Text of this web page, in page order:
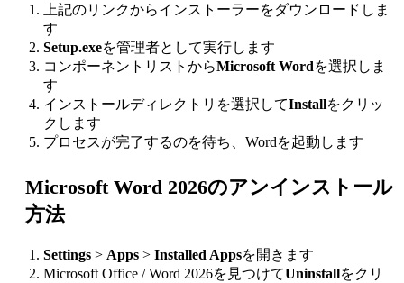
上記のリンクからインストーラーをダウンロードしま
す
Setup.exeを管理者として実行します
コンポーネントリストからMicrosoft Wordを選択しま
す
インストールディレクトリを選択してInstallをクリッ
クします
プロセスが完了するのを待ち、Wordを起動します
Microsoft Word 2026のアンインストール
方法
Settings > Apps > Installed Appsを開きます
Microsoft Office / Word 2026を見つけてUninstallをクリ